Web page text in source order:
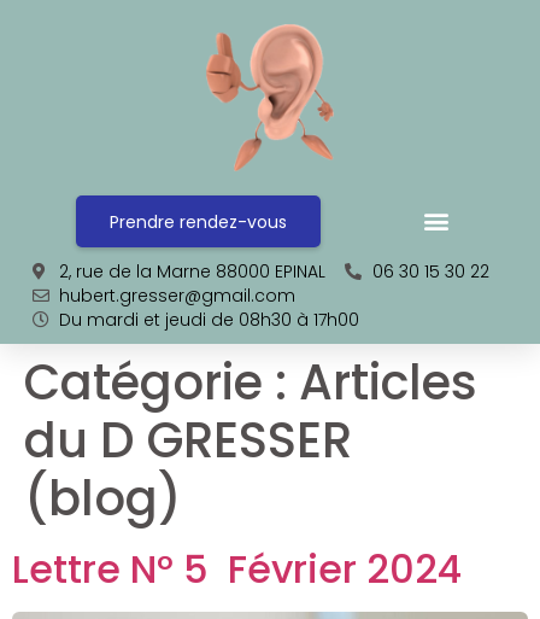
Prendre rendez-vous
2, rue de la Marne 88000 EPINAL
06 30 15 30 22
hubert.gresser@gmail.com
Du mardi et jeudi de 08h30 à 17h00
Catégorie : Articles
du D GRESSER
(blog)
Lettre N° 5 Février 2024